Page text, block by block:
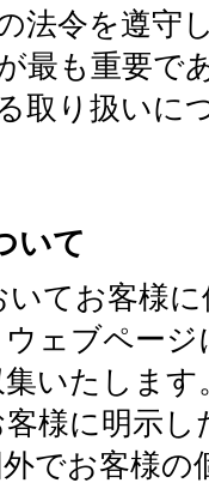
法令を遵守
最も重要で
取り扱いに
いて
てお客様
ェブペー
いたします
様に明示
でお客様